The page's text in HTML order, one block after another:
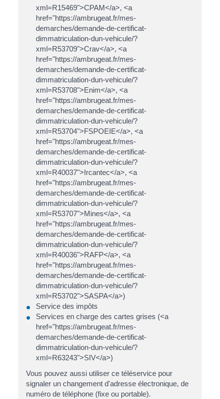
xml=R15469">CPAM</a>, <a
href="https://ambrugeat.fr/mes-
demarches/demande-de-certificat-
dimmatriculation-dun-vehicule/?
xml=R53709">Crav</a>, <a
href="https://ambrugeat.fr/mes-
demarches/demande-de-certificat-
dimmatriculation-dun-vehicule/?
xml=R53708">Enim</a>, <a
href="https://ambrugeat.fr/mes-
demarches/demande-de-certificat-
dimmatriculation-dun-vehicule/?
xml=R53704">FSPOEIE</a>, <a
href="https://ambrugeat.fr/mes-
demarches/demande-de-certificat-
dimmatriculation-dun-vehicule/?
xml=R40037">Ircantec</a>, <a
href="https://ambrugeat.fr/mes-
demarches/demande-de-certificat-
dimmatriculation-dun-vehicule/?
xml=R53707">Mines</a>, <a
href="https://ambrugeat.fr/mes-
demarches/demande-de-certificat-
dimmatriculation-dun-vehicule/?
xml=R40036">RAFP</a>, <a
href="https://ambrugeat.fr/mes-
demarches/demande-de-certificat-
dimmatriculation-dun-vehicule/?
xml=R53702">SASPA</a>)
Service des impôts
Services en charge des cartes grises (<a
href="https://ambrugeat.fr/mes-
demarches/demande-de-certificat-
dimmatriculation-dun-vehicule/?
xml=R63243">SIV</a>)
Vous pouvez aussi utiliser ce téléservice pour
signaler un changement d'adresse électronique, de
numéro de téléphone (fixe ou portable).